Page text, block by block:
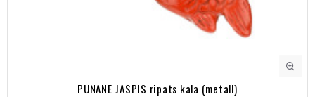
PUNANE JASPIS ripats kala (metall)